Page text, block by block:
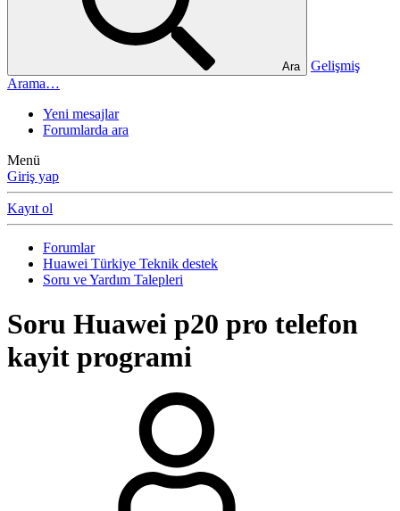
Ara
Gelişmiş
Arama…
Yeni mesajlar
Forumlarda ara
Menü
Giriş yap
Kayıt ol
Forumlar
Huawei Türkiye Teknik destek
Soru ve Yardım Talepleri
Soru Huawei p20 pro telefon
kayit programi